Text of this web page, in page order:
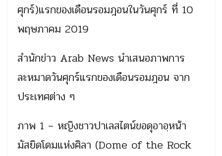
ศุกร์)แรกของเดือนรอมฎอนในวันศุกร์ ที่ 10
พฤษภาคม 2019
สำนักข่าว Arab News นำเสนอภาพการ
ละหมาดวันศุกร์แรกของเดือนรอมฎอน จาก
ประเทศต่าง ๆ
ภาพ 1 – หญิงชาวปาเลสไตน์ขอดุอาอฺหน้า
มัสยิดโดมแห่งศิลา (Dome of the Rock